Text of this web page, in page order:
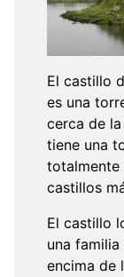
El castillo
es una
cerca de
tiene una
totalmente
castillos
El castillo
una
encima de